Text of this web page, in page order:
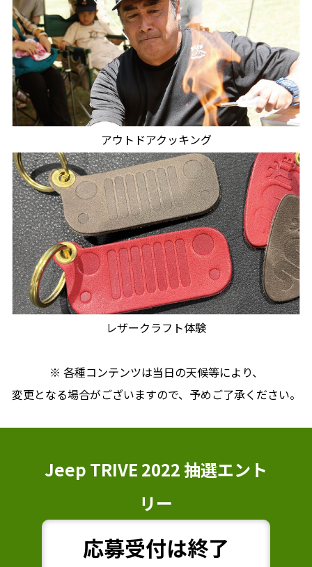
アウトドアクッキング
レザークラフト体験
※ 各種コンテンツは当日の天候等により、
変更となる場合がございますので、予めご了承ください。
Jeep TRIVE 2022 抽選エント
リー
応募受付は終了